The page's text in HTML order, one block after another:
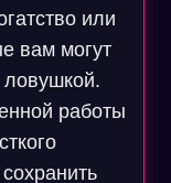
или
вам могут
ловушкой.
работы